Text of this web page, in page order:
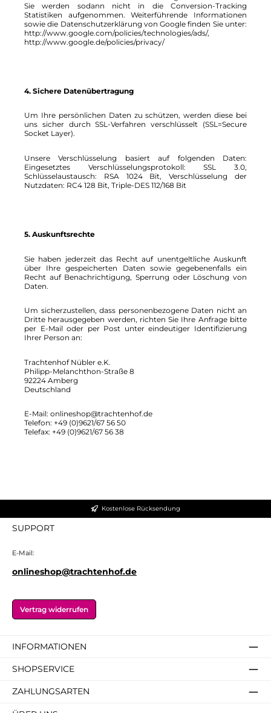
Sie werden sodann nicht in die Conversion-Tracking
Statistiken aufgenommen. Weiterführende Informationen
sowie die Datenschutzerklärung von Google finden Sie unter:
http://www.google.com/policies/technologies/ads/,
http://www.google.de/policies/privacy/
4. Sichere Datenübertragung
Um Ihre persönlichen Daten zu schützen, werden diese bei
uns sicher durch SSL-Verfahren verschlüsselt (SSL=Secure
Socket Layer).
Unsere Verschlüsselung basiert auf folgenden Daten:
Eingesetztes Verschlüsselungsprotokoll: SSL 3.0,
Schlüsselaustausch: RSA 1024 Bit, Verschlüsselung der
Nutzdaten: RC4 128 Bit, Triple-DES 112/168 Bit
5. Auskunftsrechte
Sie haben jederzeit das Recht auf unentgeltliche Auskunft
über Ihre gespeicherten Daten sowie gegebenenfalls ein
Recht auf Benachrichtigung, Sperrung oder Löschung von
Daten.
Um sicherzustellen, dass personenbezogene Daten nicht an
Dritte herausgegeben werden, richten Sie Ihre Anfrage bitte
per E-Mail oder per Post unter eindeutiger Identifizierung
Ihrer Person an:
Trachtenhof Nübler e.K.
Philipp-Melanchthon-Straße 8
92224 Amberg
Deutschland
E-Mail: onlineshop@trachtenhof.de
Telefon: +49 (0)9621/67 56 50
Telefax: +49 (0)9621/67 56 38
Kostenlose Rücksendung
SUPPORT
E-Mail:
onlineshop@trachtenhof.de
Vertrag widerrufen
INFORMATIONEN
SHOPSERVICE
ZAHLUNGSARTEN